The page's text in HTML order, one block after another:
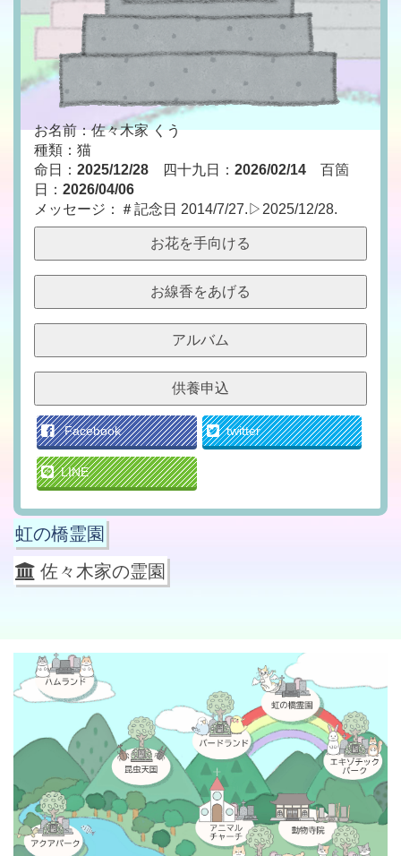
お名前：佐々木家 くう
種類：猫
命日： 2025/12/28 四十九日： 2026/02/14 百箇
日： 2026/04/06
メッセージ：＃記念日 2014/7/27.▷2025/12/28.
お花を手向ける
お線香をあげる
アルバム
供養申込
Facebook twitter
LINE
虹の橋霊園
佐々木家の霊園